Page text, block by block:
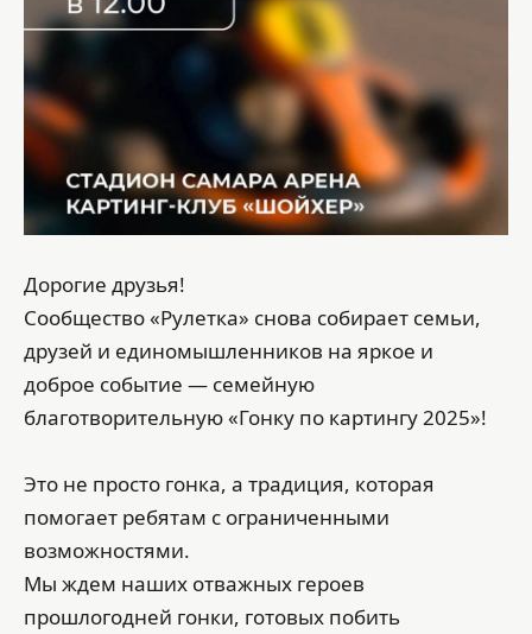
Дорогие друзья!
Сообщество «Рулетка» снова собирает семьи,
друзей и единомышленников на яркое и
доброе событие — семейную
благотворительную «Гонку по картингу 2025»!
Это не просто гонка, а традиция, которая
помогает ребятам с ограниченными
возможностями.
Мы ждем наших отважных героев
прошлогодней гонки, готовых побить